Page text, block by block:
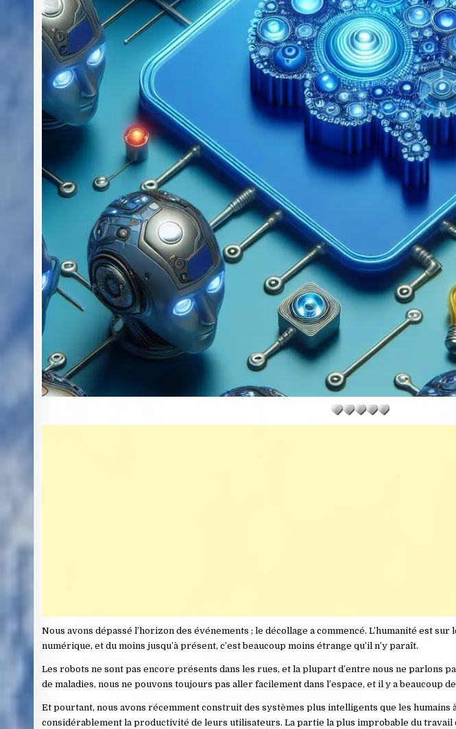
Nous avons dépassé l’horizon des événements ; le décollage a commencé. L’humanité est
numérique, et du moins jusqu’à présent, c’est beaucoup moins étrange qu’il n’y paraît.
Les robots ne sont pas encore présents dans les rues, et la plupart d’entre nous ne parlons
de maladies, nous ne pouvons toujours pas aller facilement dans l’espace, et il y a beaucoup
Et pourtant, nous avons récemment construit des systèmes plus intelligents que les humains
considérablement la productivité de leurs utilisateurs. La partie la plus improbable du travail